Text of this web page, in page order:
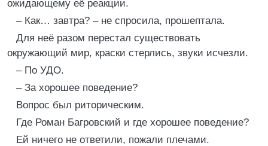
ожидающему её реакции.
– Как… завтра? – не спросила, прошептала.
Для неё разом перестал существовать
окружающий мир, краски стерлись, звуки исчезли.
– По УДО.
– За хорошее поведение?
Вопрос был риторическим.
Где Роман Багровский и где хорошее поведение?
Ей ничего не ответили, пожали плечами.